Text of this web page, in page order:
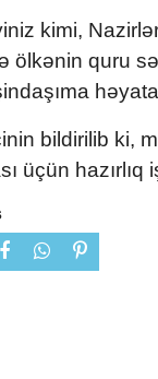
kimi,
ölkənin quru
bildirilib ki,
üçün